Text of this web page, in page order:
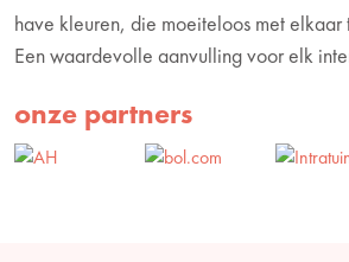
have kleuren, die moeiteloos met elkaar
Een waardevolle aanvulling voor elk
onze partners